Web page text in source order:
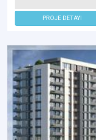
PROJE DETAYI